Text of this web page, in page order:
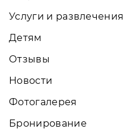
Услуги и развлечения
Детям
Отзывы
Новости
Фотогалерея
Бронирование